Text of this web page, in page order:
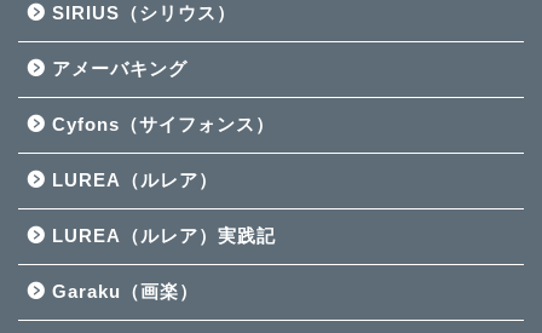
SIRIUS（シリウス）
アメーバキング
Cyfons（サイフォンス）
LUREA（ルレア）
LUREA（ルレア）実践記
Garaku（画楽）